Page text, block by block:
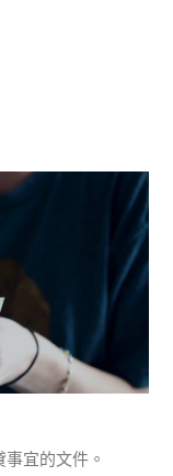
宜的文件。